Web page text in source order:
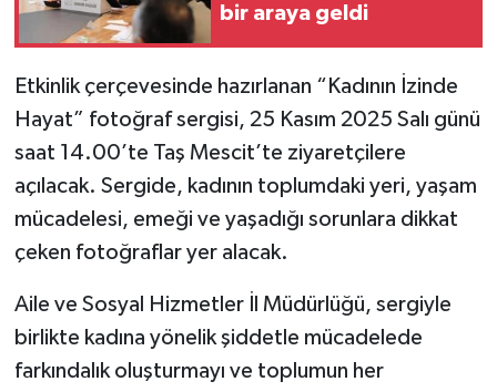
bir araya geldi
Etkinlik çerçevesinde hazırlanan “Kadının İzinde
Hayat” fotoğraf sergisi, 25 Kasım 2025 Salı günü
saat 14.00’te Taş Mescit’te ziyaretçilere
açılacak. Sergide, kadının toplumdaki yeri, yaşam
mücadelesi, emeği ve yaşadığı sorunlara dikkat
çeken fotoğraflar yer alacak.
Aile ve Sosyal Hizmetler İl Müdürlüğü, sergiyle
birlikte kadına yönelik şiddetle mücadelede
farkındalık oluşturmayı ve toplumun her